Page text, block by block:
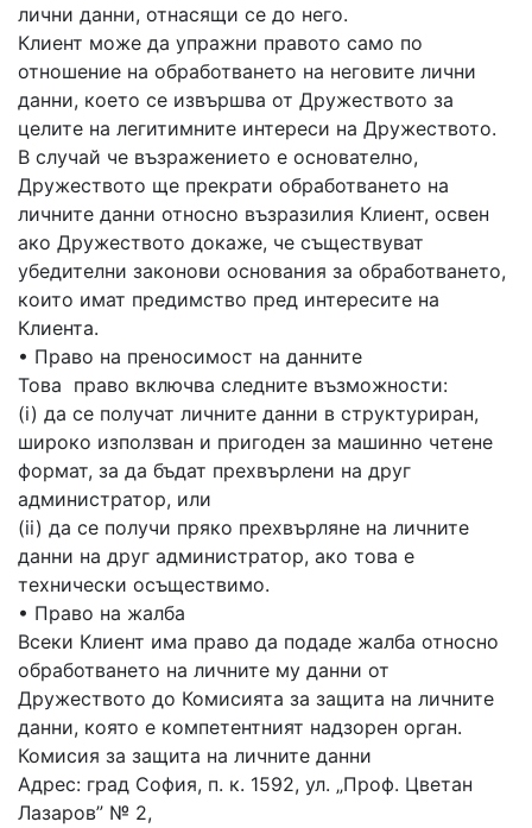
лични данни, отнасящи се до него.
Клиент може да упражни правото само по
отношение на обработването на неговите лични
данни, което се извършва от Дружеството за
целите на легитимните интереси на Дружеството.
В случай че възражението е основателно,
Дружеството ще прекрати обработването на
личните данни относно възразилия Клиент, освен
ако Дружеството докаже, че съществуват
убедителни законови основания за обработването,
които имат предимство пред интересите на
Клиента.
• Право на преносимост на данните
Това право включва следните възможности:
(i) да се получат личните данни в структуриран,
широко използван и пригоден за машинно четене
формат, за да бъдат прехвърлени на друг
администратор, или
(ii) да се получи пряко прехвърляне на личните
данни на друг администратор, ако това е
технически осъществимо.
• Право на жалба
Всеки Клиент има право да подаде жалба относно
обработването на личните му данни от
Дружеството до Комисията за защита на личните
данни, която е компетентният надзорен орган.
Комисия за защита на личните данни
Адрес: град София, п. к. 1592, ул. „Проф. Цветан
Лазаров” № 2,